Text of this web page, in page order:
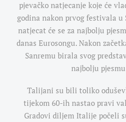
pjevačko natjecanje koje će
godina nakon prvog festivala u
natjecat će se za najbolju
danas Eurosongu. Nakon
Sanremu birala svog
najbolju
Talijani su bili toliko
tijekom 60-ih nastao pravi
Gradovi diljem Italije počeli